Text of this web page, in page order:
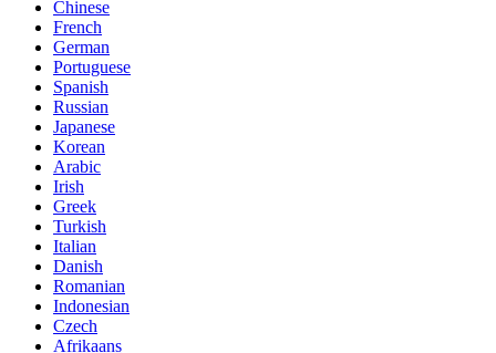
Chinese
French
German
Portuguese
Spanish
Russian
Japanese
Korean
Arabic
Irish
Greek
Turkish
Italian
Danish
Romanian
Indonesian
Czech
Afrikaans